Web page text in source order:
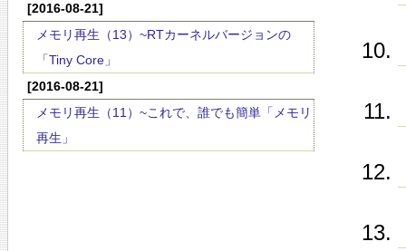
[2016-08-21]
メモリ再生（13）~RTカーネルバージョンの
「Tiny Core」
[2016-08-21]
メモリ再生（11）~これで、誰でも簡単「メモリ
再生」